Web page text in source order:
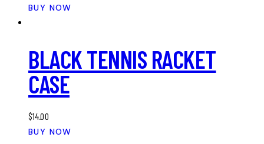
BUY NOW
BLACK TENNIS RACKET
CASE
$14.00
BUY NOW